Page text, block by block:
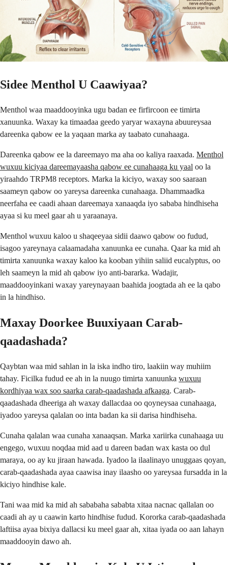
Sidee Menthol U Caawiyaa?
Menthol waa maaddooyinka ugu badan ee firfircoon ee timirta
xanuunka. Waxay ka timaadaa geedo yaryar waxayna abuureysaa
dareenka qabow ee la yaqaan marka ay taabato cunahaaga.
Dareenka qabow ee la dareemayo ma aha oo kaliya raaxada. Menthol
wuxuu kiciyaa dareemayaasha qabow ee cunahaaga ku yaal oo la
yiraahdo TRPM8 receptors. Marka la kiciyo, waxay soo saaraan
saameyn qabow oo yareysa dareenka cunahaaga. Dhammaadka
neerfaha ee caadi ahaan dareemaya xanaaqda iyo sababa hindhiseha
ayaa si ku meel gaar ah u yaraanaya.
Menthol wuxuu kaloo u shaqeeyaa sidii daawo qabow oo fudud,
isagoo yareynaya calaamadaha xanuunka ee cunaha. Qaar ka mid ah
timirta xanuunka waxay kaloo ka kooban yihiin saliid eucalyptus, oo
leh saameyn la mid ah qabow iyo anti-bararka. Wadajir,
maaddooyinkani waxay yareynayaan baahida joogtada ah ee la qabo
in la hindhiso.
Maxay Doorkee Buuxiyaan Carab-
qaadashada?
Qaybtan waa mid sahlan in la iska indho tiro, laakiin way muhiim
tahay. Ficilka fudud ee ah in la nuugo timirta xanuunka wuxuu
kordhiyaa wax soo saarka carab-qaadashada afkaaga. Carab-
qaadashada dheeriga ah waxay dallacdaa oo qoyneysaa cunahaaga,
iyadoo yareysa qalalan oo inta badan ka sii darisa hindhiseha.
Cunaha qalalan waa cunaha xanaaqsan. Marka xariirka cunahaaga uu
engego, wuxuu noqdaa mid aad u dareen badan wax kasta oo dul
maraya, oo ay ku jiraan hawada. Iyadoo la ilaalinayo unuggaas qoyan,
carab-qaadashada ayaa caawisa inay ilaasho oo yareysaa fursadda in la
kiciyo hindhise kale.
Tani waa mid ka mid ah sababaha sababta xitaa nacnac qallalan oo
caadi ah ay u caawin karto hindhise fudud. Kororka carab-qaadashada
laftiisa ayaa bixiya dallacsi ku meel gaar ah, xitaa iyada oo aan lahayn
maaddooyin dawo ah.